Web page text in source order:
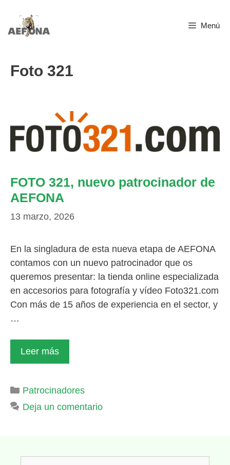
Saltar
Menú
Foto 321
FOTO 321, nuevo patrocinador de
AEFONA
13 marzo, 2026
En la singladura de esta nueva etapa de AEFONA
contamos con un nuevo patrocinador que os
queremos presentar: la tienda online especializada
en accesorios para fotografía y vídeo Foto321.com
Con más de 15 años de experiencia en el sector, y
…
Leer más
Categorías
Patrocinadores
Deja un comentario